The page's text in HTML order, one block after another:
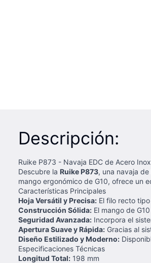
Descripción:
Ruike P873 - Navaja EDC de Acero
Descubre la Ruike P873, una navaja
mango ergonómico de G10, ofrece un
Características Principales
Hoja Versátil y Precisa: El filo recto
Construcción Sólida: El mango de
Seguridad Avanzada: Incorpora el
Apertura Suave y Rápida: Gracias al
Diseño Estilizado y Moderno:
Especificaciones Técnicas
Longitud Total: 198 mm